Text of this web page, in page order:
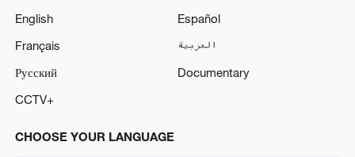
English
Español
Français
العربية
Русский
Documentary
CCTV+
CHOOSE YOUR LANGUAGE